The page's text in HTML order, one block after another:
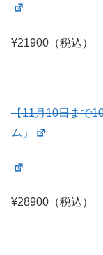
¥21900（税込）
【11月10日まで
ム」
¥28900（税込）